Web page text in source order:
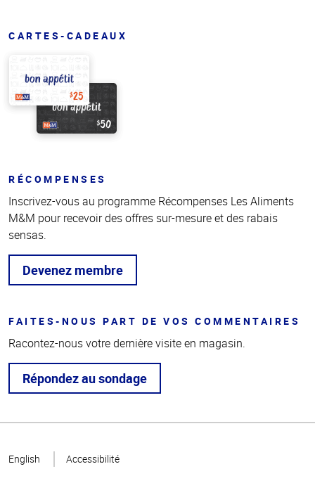
CARTES-CADEAUX
RÉCOMPENSES
Inscrivez-vous au programme Récompenses Les Aliments
M&M pour recevoir des offres sur-mesure et des rabais
sensas.
Devenez membre
FAITES-NOUS PART DE VOS COMMENTAIRES
Racontez-nous votre dernière visite en magasin.
Répondez au sondage
page
English Accessibilité